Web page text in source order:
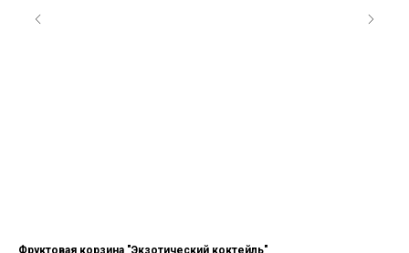
Фруктовая корзина "Экзотический коктейль"